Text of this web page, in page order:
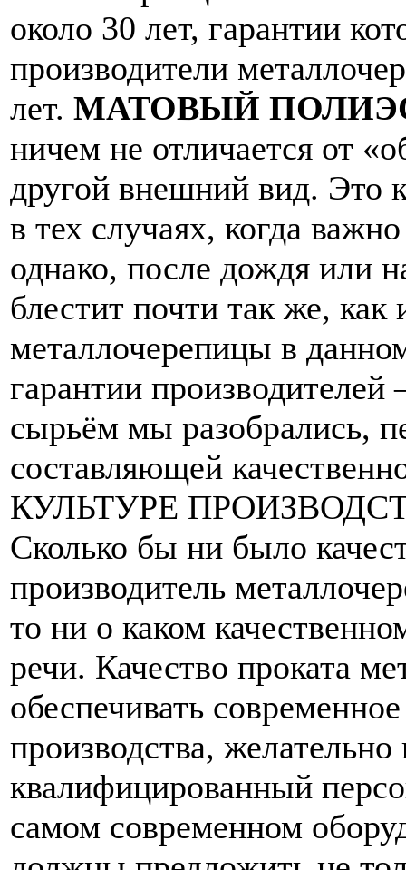
около 30 лет, гарантии
производители
лет. МАТОВЫЙ
ничем не отличается от
другой внешний вид. Это
в тех случаях, когда
однако, после дождя или
блестит почти так же,
металлочерепицы в
гарантии производителей
сырьём мы разобрались,
составляющей
КУЛЬТУРЕ
Сколько бы ни было
производитель
то ни о каком
речи. Качество проката
обеспечивать
производства,
квалифицированный
самом современном